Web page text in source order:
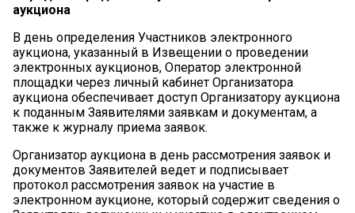
аукциона
В день определения Участников электронного
аукциона, указанный в Извещении о проведении
электронных аукционов, Оператор электронной
площадки через личный кабинет Организатора
аукциона обеспечивает доступ Организатору аукциона
к поданным Заявителями заявкам и документам, а
также к журналу приема заявок.
Организатор аукциона в день рассмотрения заявок и
документов Заявителей ведет и подписывает
протокол рассмотрения заявок на участие в
электронном аукционе, который содержит сведения о